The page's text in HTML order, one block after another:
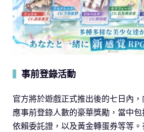
事前登錄活動
官方將於遊戲正式推出後的七日內
應事前登錄人數的豪華獎勵，當中包
依賴委託證，以及黃金轉蛋券等等